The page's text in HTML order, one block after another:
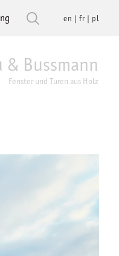
en fr pl
& Bussmann
Fenster und Türen aus Holz